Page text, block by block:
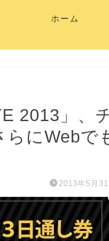
ホーム
2013」、
らにWebで
2013年5月31